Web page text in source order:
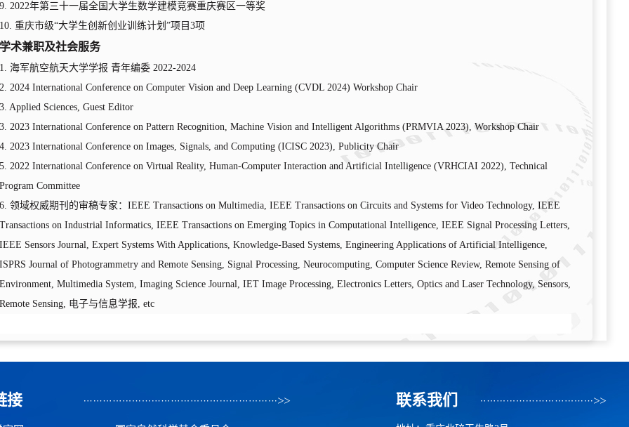
9. 2022年第三十一届全国大学生数学建模竞赛重庆赛区一等奖
10. 重庆市级“大学生创新创业训练计划”项目 3项
学术兼职及社会服务
1. 海军航空航天大学学报 青年编委 2022-2024
2. 2024 International Conference on Computer Vision and Deep Learning (CVDL 2024) Workshop Chair
3. Applied Sciences, Guest Editor
3. 2023 International Conference on Pattern Recognition, Machine Vision and Intelligent Algorithms (PRMVIA 2023), Workshop Chair
4. 2023 International Conference on Images, Signals, and Computing (ICISC 2023), Publicity Chair
5. 2022 International Conference on Virtual Reality, Human-Computer Interaction and Artificial Intelligence (VRHCIAI 2022), Technical
Program Committee
6. 领域权威期刊的审稿专家 ： IEEE Transactions on Multimedia, IEEE Transactions on Circuits and Systems for Video Technology, IEEE
Transactions on Industrial Informatics, IEEE Transactions on Emerging Topics in Computational Intelligence, IEEE Signal Processing Letters,
IEEE Sensors Journal, Expert Systems With Applications, Knowledge-Based Systems, Engineering Applications of Artificial Intelligence,
ISPRS Journal of Photogrammetry and Remote Sensing, Signal Processing, Neurocomputing, Computer Science Review, Remote Sensing of
Environment, Multimedia System, Imaging Science Journal, IET Image Processing, Electronics Letters, Optics and Laser Technology, Sensors,
Remote Sensing, 电子与信息学报, etc
接 联系我们